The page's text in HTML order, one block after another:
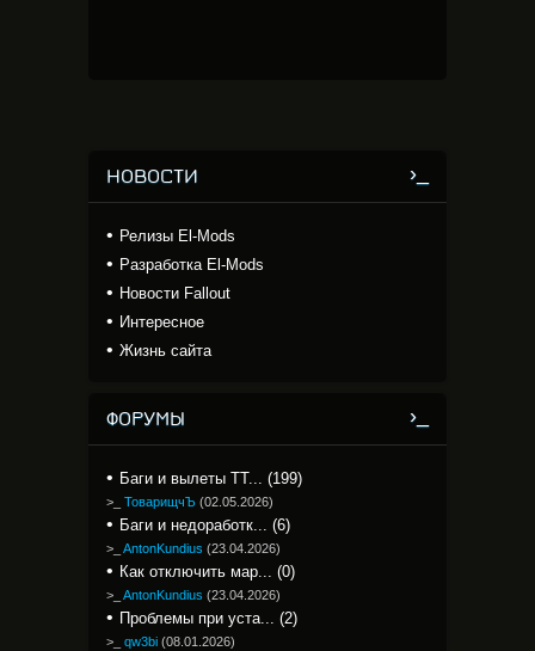
НОВОСТИ
Релизы El-Mods
Разработка El-Mods
Новости Fallout
Интересное
Жизнь сайта
ФОРУМЫ
Баги и вылеты TT... (199)
>_ ТоварищчЪ (02.05.2026)
Баги и недоработк... (6)
>_ AntonKundius (23.04.2026)
Как отключить мар... (0)
>_ AntonKundius (23.04.2026)
Проблемы при уста... (2)
>_ qw3bi (08.01.2026)